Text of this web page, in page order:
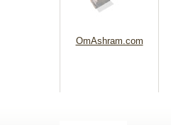
OmAshram.com